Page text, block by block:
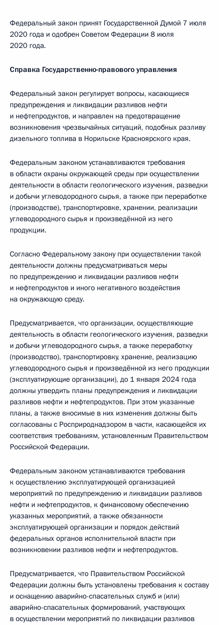
Федеральный закон принят Государственной Думой 7 июля
2020 года и одобрен Советом Федерации 8 июля
2020 года.
Справка Государственно-правового управления
Федеральный закон регулирует вопросы, касающиеся
предупреждения и ликвидации разливов нефти
и нефтепродуктов, и направлен на предотвращение
возникновения чрезвычайных ситуаций, подобных разливу
дизельного топлива в Норильске Красноярского края.
Федеральным законом устанавливаются требования
в области охраны окружающей среды при осуществлении
деятельности в области геологического изучения, разведки
и добычи углеводородного сырья, а также при переработке
(производстве), транспортировке, хранении, реализации
углеводородного сырья и произведённой из него
продукции.
Согласно Федеральному закону при осуществлении такой
деятельности должны предусматриваться меры
по предупреждению и ликвидации разливов нефти
и нефтепродуктов и иного негативного воздействия
на окружающую среду.
Предусматривается, что организации, осуществляющие
деятельность в области геологического изучения, разведки
и добычи углеводородного сырья, а также переработку
(производство), транспортировку, хранение, реализацию
углеводородного сырья и произведённой из него продукции
(эксплуатирующие организации), до 1 января 2024 года
должны утвердить планы предупреждения и ликвидации
разливов нефти и нефтепродуктов. При этом указанные
планы, а также вносимые в них изменения должны быть
согласованы с Росприроднадзором в части, касающейся их
соответствия требованиям, установленным Правительством
Российской Федерации.
Федеральным законом устанавливаются требования
к осуществлению эксплуатирующей организацией
мероприятий по предупреждению и ликвидации разливов
нефти и нефтепродуктов, к финансовому обеспечению
указанных мероприятий, а также обязанности
эксплуатирующей организации и порядок действий
федеральных органов исполнительной власти при
возникновении разливов нефти и нефтепродуктов.
Предусматривается, что Правительством Российской
Федерации должны быть установлены требования к составу
и оснащению аварийно-спасательных служб и (или)
аварийно-спасательных формирований, участвующих
в осуществлении мероприятий по ликвидации разливов